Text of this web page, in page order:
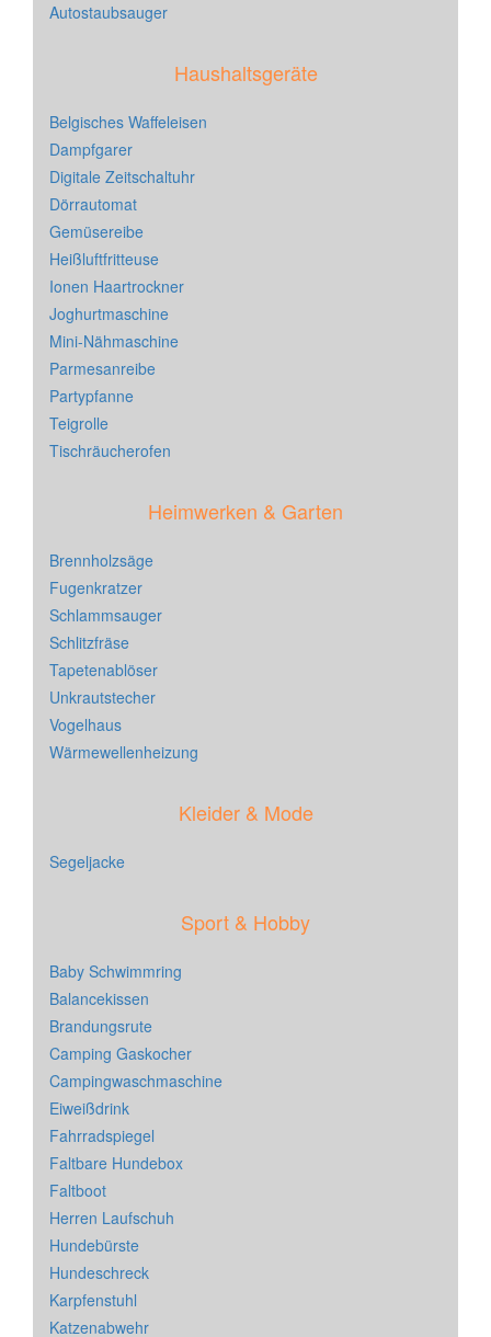
Autostaubsauger
Haushaltsgeräte
Belgisches Waffeleisen
Dampfgarer
Digitale Zeitschaltuhr
Dörrautomat
Gemüsereibe
Heißluftfritteuse
Ionen Haartrockner
Joghurtmaschine
Mini-Nähmaschine
Parmesanreibe
Partypfanne
Teigrolle
Tischräucherofen
Heimwerken & Garten
Brennholzsäge
Fugenkratzer
Schlammsauger
Schlitzfräse
Tapetenablöser
Unkrautstecher
Vogelhaus
Wärmewellenheizung
Kleider & Mode
Segeljacke
Sport & Hobby
Baby Schwimmring
Balancekissen
Brandungsrute
Camping Gaskocher
Campingwaschmaschine
Eiweißdrink
Fahrradspiegel
Faltbare Hundebox
Faltboot
Herren Laufschuh
Hundebürste
Hundeschreck
Karpfenstuhl
Katzenabwehr